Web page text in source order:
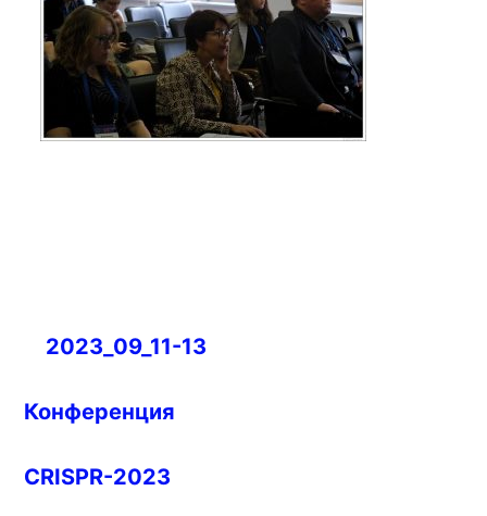
Навигация
записям
2023_09_11-13
Конференция
CRISPR-2023